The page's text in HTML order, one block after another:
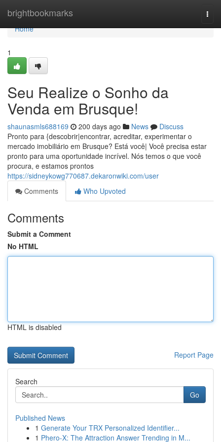
brightbookmarks
Home
Home
1
Seu Realize o Sonho da
Venda em Brusque!
shaunasmls688169 200 days ago News
Discuss
Pronto para {descobrir|encontrar, acreditar, experimentar o
mercado imobiliário em Brusque? Está você| Você precisa estar
pronto para uma oportunidade incrível. Nós temos o que você
procura, e estamos prontos
https://sidneykowg770687.dekaronwiki.com/user
Comments
Who Upvoted
Comments
Submit a Comment
No HTML
HTML is disabled
Report Page
Search
Go
Published News
1 Generate Your TRX Personalized Identifier...
1 Phero-X: The Attraction Answer Trending in M...